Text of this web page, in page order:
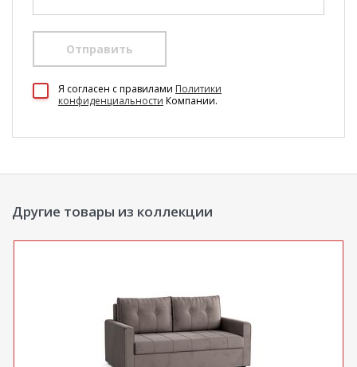
Отправить
Я согласен c правилами Политики
конфиденциальности Компании.
Другие товары из коллекции